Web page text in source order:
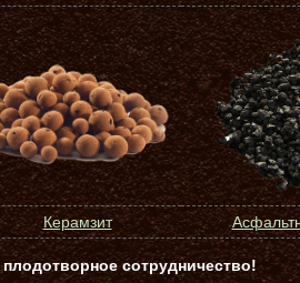
Керамзит
сотрудничество!